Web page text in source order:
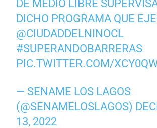
DE MEDIO LIBRE
DICHO PROGRAMA QUE
@CIUDADDELNINOCL
#SUPERANDOBARRERAS
PIC.TWITTER.COM/
— SENAME LOS LAGOS
(@SENAMELOSLAGOS)
13, 2022